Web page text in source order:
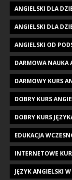
ANGIELSKI DLA
ANGIELSKI DLA
ANGIELSKI OD
DARMOWA NAUKA
DARMOWY KURS
DOBRY KURS
DOBRY KURS
EDUKACJA
INTERNETOWE
JĘZYK ANGIELSKI